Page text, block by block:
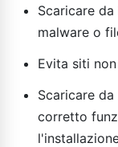
Scaricare
malware o
Evita siti
Scaricare
corretto